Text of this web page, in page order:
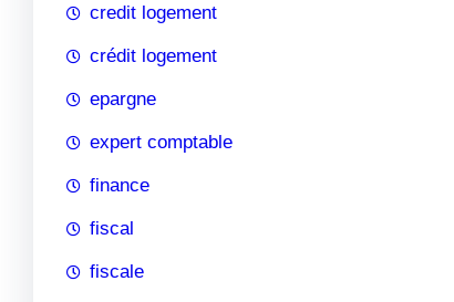
credit logement
crédit logement
epargne
expert comptable
finance
fiscal
fiscale